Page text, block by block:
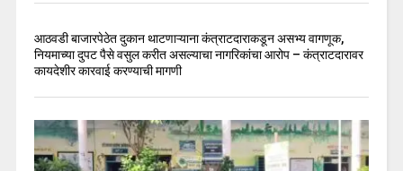
आठवडी बाजारपेठेत दुकान थाटणाऱ्याना कंत्राटदाराकडून असभ्य वागणूक,
नियमाच्या दुपट पैसे वसुल करीत असल्याचा नागरिकांचा आरोप – कंत्राटदारावर
कायदेशीर कारवाई करण्याची मागणी